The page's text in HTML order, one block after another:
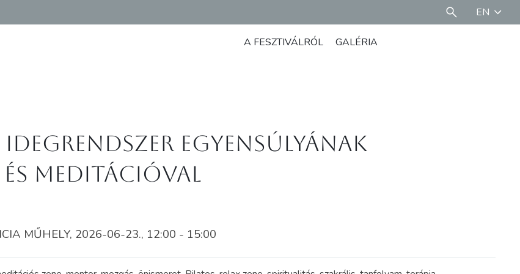
EN
A FESZTIVÁLRÓL GALÉRIA
idegrendszer egyensúlyának
meditációval
MŰHELY, 2026-06-23., 12:00 - 15:00